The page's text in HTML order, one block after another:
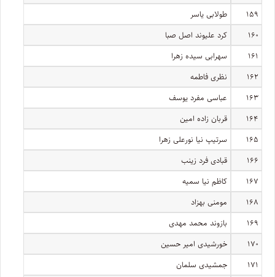
۱۵۹
طولابی یاسر
۱۶۰
کرد علیوند اصل صبا
۱۶۱
سهرابی سیده زهرا
۱۶۲
نظری فاطمه
۱۶۳
عباسی مفرد یوسف
۱۶۴
قربان زاده امین
۱۶۵
سرتیپ نیا نورعلی زهرا
۱۶۶
قبادی فرد زینب
۱۶۷
کاظم نیا سمیه
۱۶۸
مومنی بهزاد
۱۶۹
بازوند محمد مهدی
۱۷۰
خورشیدی امیر حسین
۱۷۱
جمشیدی سلمان